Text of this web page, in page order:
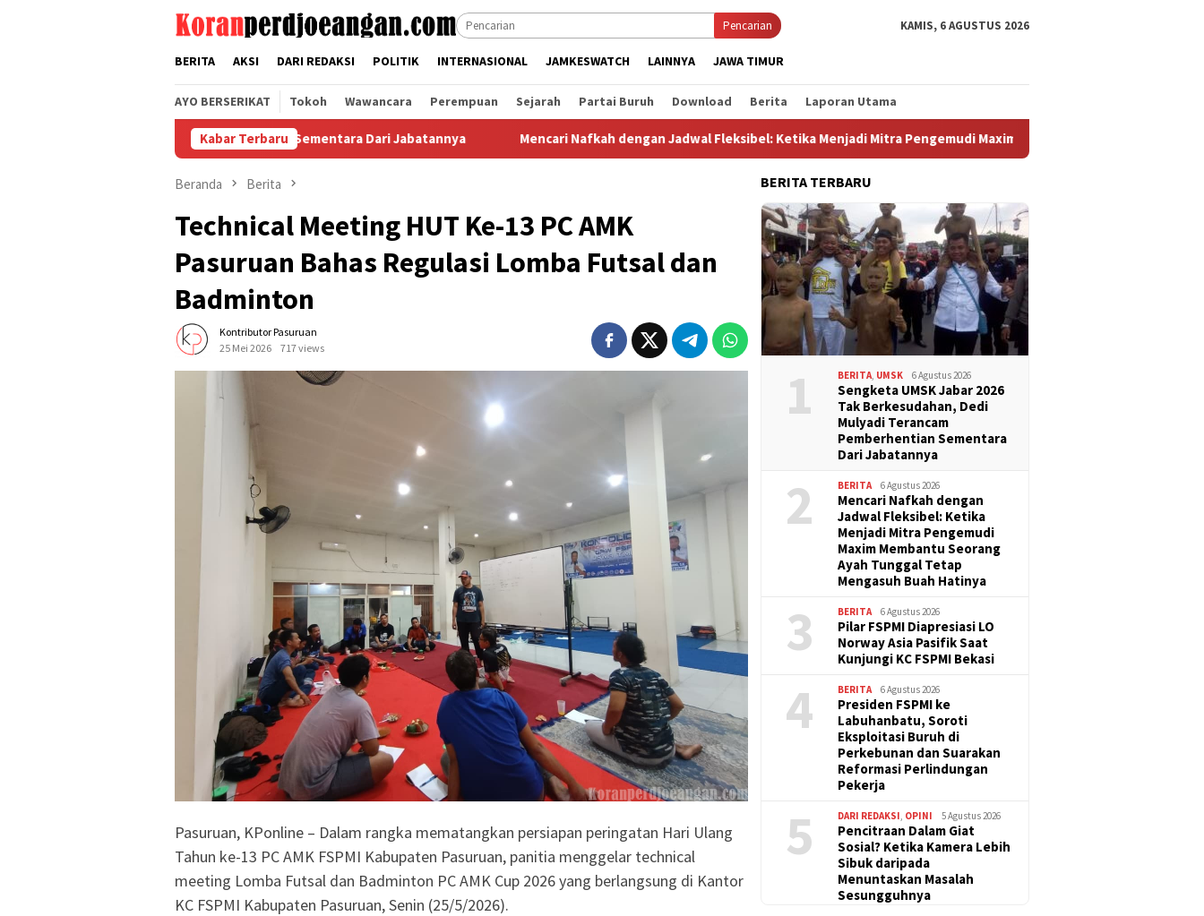
Pencarian KAMIS, 6 AGUSTUS 2026
BERITA AKSI DARI REDAKSI POLITIK INTERNASIONAL JAMKESWATCH LAINNYA JAWA TIMUR
AYO BERSERIKAT Tokoh Wawancara Perempuan Sejarah Partai Buruh Download Berita Laporan Utama
Kabar Terbaru
Terancam Pemberhentian Sementara Dari Jabatannya Mencari Nafkah dengan Jadwal Fleksibel: Ketika Menjadi Mitra Pengemudi Maxim Membantu Seorang Ayah Tunggal Tetap
Beranda Berita
Technical Meeting HUT Ke-13 PC AMK
Pasuruan Bahas Regulasi Lomba Futsal dan
Badminton
Kontributor Pasuruan
25 Mei 2026
717 views
Pasuruan, KPonline – Dalam rangka mematangkan persiapan peringatan Hari Ulang
Tahun ke-13 PC AMK FSPMI Kabupaten Pasuruan, panitia menggelar technical
meeting Lomba Futsal dan Badminton PC AMK Cup 2026 yang berlangsung di Kantor
KC FSPMI Kabupaten Pasuruan, Senin (25/5/2026).
BERITA TERBARU
1 BERITA UMSK 6 Agustus 2026
Sengketa UMSK Jabar 2026
Tak Berkesudahan, Dedi
Mulyadi Terancam
Pemberhentian Sementara
Dari Jabatannya
2 BERITA 6 Agustus 2026
Mencari Nafkah dengan
Jadwal Fleksibel: Ketika
Menjadi Mitra Pengemudi
Maxim Membantu Seorang
Ayah Tunggal Tetap
Mengasuh Buah Hatinya
3 BERITA 6 Agustus 2026
Pilar FSPMI Diapresiasi LO
Norway Asia Pasifik Saat
Kunjungi KC FSPMI Bekasi
4 BERITA 6 Agustus 2026
Presiden FSPMI ke
Labuhanbatu, Soroti
Eksploitasi Buruh di
Perkebunan dan Suarakan
Reformasi Perlindungan
Pekerja
5 DARI REDAKSI OPINI 5 Agustus 2026
Pencitraan Dalam Giat
Sosial? Ketika Kamera Lebih
Sibuk daripada
Menuntaskan Masalah
Sesungguhnya